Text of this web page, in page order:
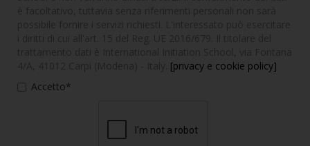
[privacy e cookie policy]
Accetto*